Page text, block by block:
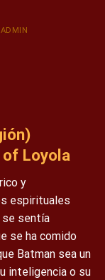
ADMIN
Loyola
y
espirituales
se sentía
se ha comido
Batman sea un
inteligencia o su